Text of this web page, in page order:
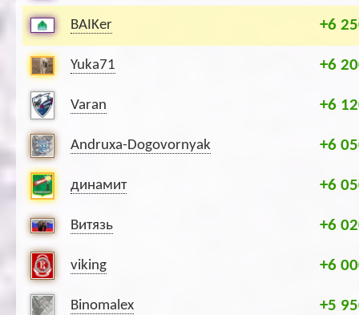
BAIKer +6
Yuka71 +6
Varan +6
Andruxa-Dogovornyak +6
динамит +6
Витязь +6
viking +6
Binomalex +5